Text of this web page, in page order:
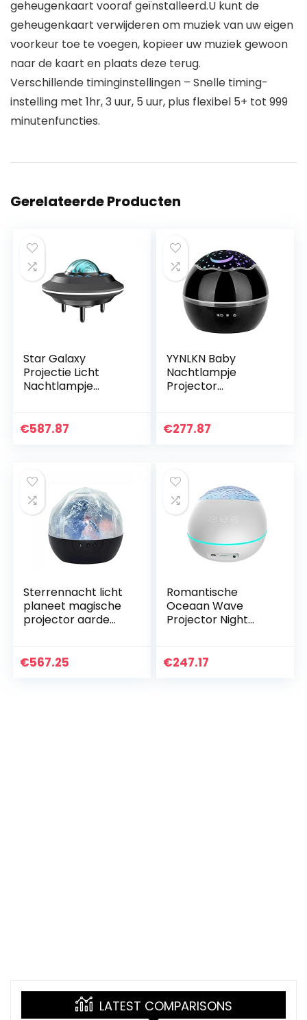
geheugenkaart vooraf geïnstalleerd.U kunt de
geheugenkaart verwijderen om muziek van uw eigen
voorkeur toe te voegen, kopieer uw muziek gewoon
naar de kaart en plaats deze terug.
Verschillende timinginstellingen – Snelle timing-
instelling met 1hr, 3 uur, 5 uur, plus flexibel 5+ tot 999
minutenfuncties.
Gerelateerde Producten
Star Galaxy
Projectie Licht
Nachtlampje
Kerst Tafellamp
€587.87
YYNLKN Baby
Nachtlampje
Projector
Nachtlamp
€277.87
Sterrennacht licht
planeet magische
projector aarde
kleurrijke
€567.25
Romantische
Oceaan Wave
Projector Night
Wave USB LED
€247.17
LATEST COMPARISONS